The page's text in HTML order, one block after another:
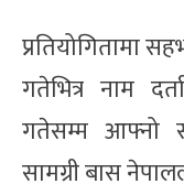
प्रतियोगितामा
गतेभित्र नाम
गतेसम्म आफ्नो
सामग्री बास